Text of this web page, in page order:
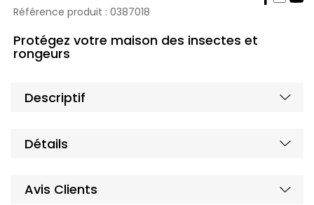
Référence produit : 0387018
Protégez votre maison des insectes et
rongeurs
Descriptif
Détails
Avis Clients